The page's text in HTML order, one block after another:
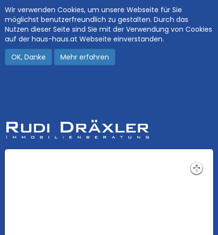
Wir verwenden Cookies, um unsere Webseite für Sie
möglichst benutzerfreundlich zu gestalten. Durch das
Nutzen dieser Seite sind Sie mit der Verwendung von Cookies
auf der haus-haus.at Webseite einverstanden.
OK, Danke
Mehr erfahren